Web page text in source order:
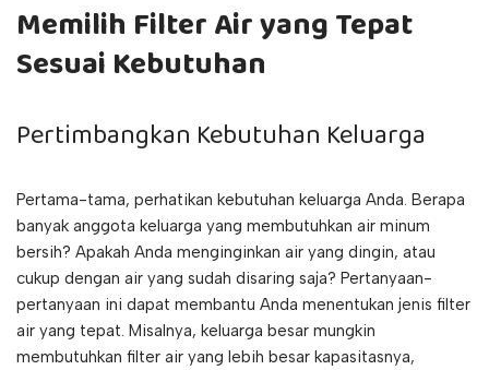
Memilih Filter Air yang Tepat
Sesuai Kebutuhan
Pertimbangkan Kebutuhan Keluarga
Pertama-tama, perhatikan kebutuhan keluarga Anda. Berapa
banyak anggota keluarga yang membutuhkan air minum
bersih? Apakah Anda menginginkan air yang dingin, atau
cukup dengan air yang sudah disaring saja? Pertanyaan-
pertanyaan ini dapat membantu Anda menentukan jenis filter
air yang tepat. Misalnya, keluarga besar mungkin
membutuhkan filter air yang lebih besar kapasitasnya,